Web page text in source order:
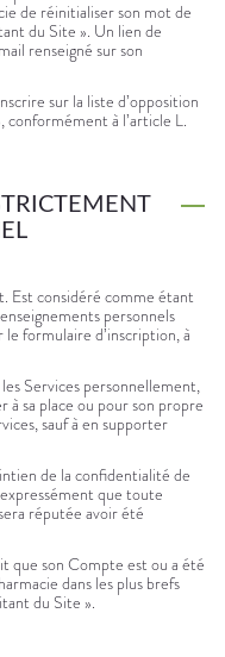
de réinitialiser son mot de
du Site ». Un lien de
renseigné sur son
sur la liste d’opposition
à l’article L.
Est considéré comme étant
personnels
formulaire d’inscription, à
Services personnellement,
sa place ou pour son propre
sauf à en supporter
de la confidentialité de
que toute
réputée avoir été
que son Compte est ou a été
dans les plus brefs
du Site ».